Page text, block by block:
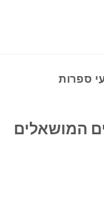
ספרות
המושאלים